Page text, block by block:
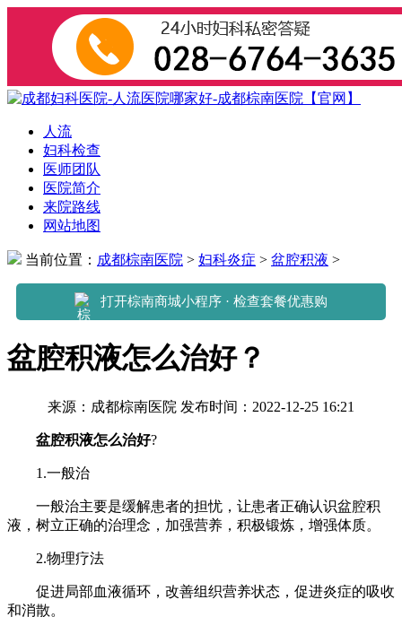
人流
妇科检查
医师团队
医院简介
来院路线
网站地图
当前位置： 成都棕南医院 > 妇科炎症 > 盆腔积液 >
打开棕南商城小程序 · 检查套餐优惠购
盆腔积液怎么治好？
来源：成都棕南医院 发布时间：2022-12-25 16:21
盆腔积液怎么治好?
1.一般治
一般治主要是缓解患者的担忧，让患者正确认识盆腔积
液，树立正确的治理念，加强营养，积极锻炼，增强体质。
2.物理疗法
促进局部血液循环，改善组织营养状态，促进炎症的吸收
和消散。